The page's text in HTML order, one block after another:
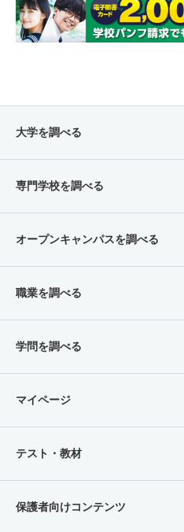
大学を調べる
専門学校を調べる
オープンキャンパスを調べる
職業を調べる
学問を調べる
マイページ
テスト・教材
保護者向けコンテンツ